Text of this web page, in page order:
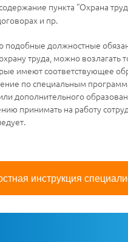
пункта “Охрана
и пр.
подобные должностные
труда, можно возлагать
имеют соответствующее
по специальным
дополнительного
принимать на работу
инструкция